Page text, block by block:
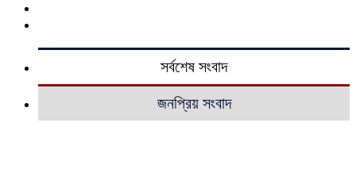
সর্বশেষ সংবাদ
জনপ্রিয় সংবাদ